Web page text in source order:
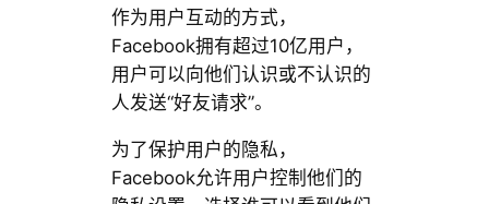
作为用户互动的方式，
Facebook拥有超过10亿用户，
用户可以向他们认识或不认识的
人发送“好友请求”。
为了保护用户的隐私，
Facebook允许用户控制他们的